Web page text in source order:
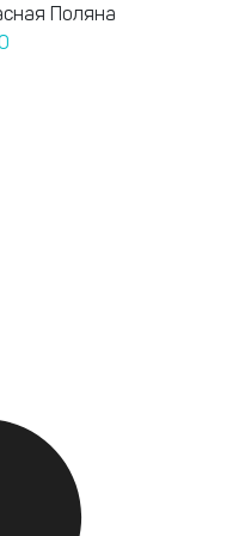
телеграм-канале
Поляна
на территорию
Перейти на новый сайт